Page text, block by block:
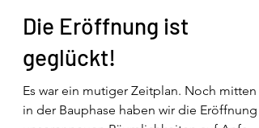
Die Eröffnung ist
geglückt!
Es war ein mutiger Zeitplan. Noch mitten
in der Bauphase haben wir die Eröffnung